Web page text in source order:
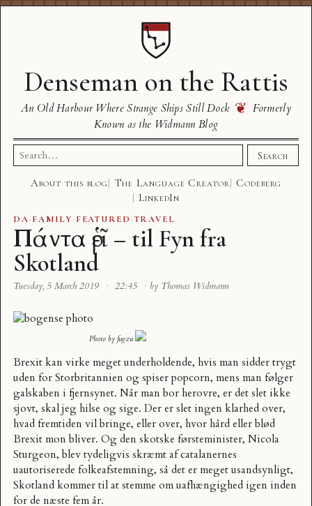
Denseman on the Rattis
An Old Harbour Where Strange Ships Still Dock ❦ Formerly
Known as the Widmann Blog
Search
for:
Search
About this blog The Language Creator
Codeberg
LinkedIn
DA·FAMILY· FEATURED ·TRAVEL
Πάντα ῥεῖ – til Fyn fra
Skotland
Tuesday, 5 March 2019 · 22:45 · by Thomas Widmann
Photo by fugzu
Brexit kan virke meget underholdende, hvis man sidder trygt
uden for Storbritannien og spiser popcorn, mens man følger
galskaben i fjernsynet. Når man bor herovre, er det slet ikke
sjovt, skal jeg hilse og sige. Der er slet ingen klarhed over,
hvad fremtiden vil bringe, eller over, hvor hård eller blød
Brexit mon bliver. Og den skotske førsteminister, Nicola
Sturgeon, blev tydeligvis skræmt af catalanernes
uautoriserede folkeafstemning, så det er meget usandsynligt,
Skotland kommer til at stemme om uafhængighed igen inden
for de næste fem år.